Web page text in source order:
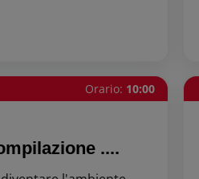
Orario: 10:00
....